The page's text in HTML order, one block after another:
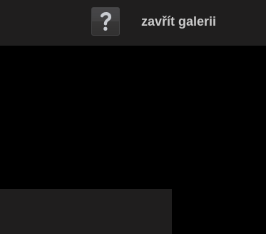
zavřít galerii